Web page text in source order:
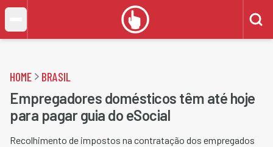
HOME BRASIL
Empregadores domésticos têm até hoje
para pagar guia do eSocial
Recolhimento de impostos na contratação dos empregados